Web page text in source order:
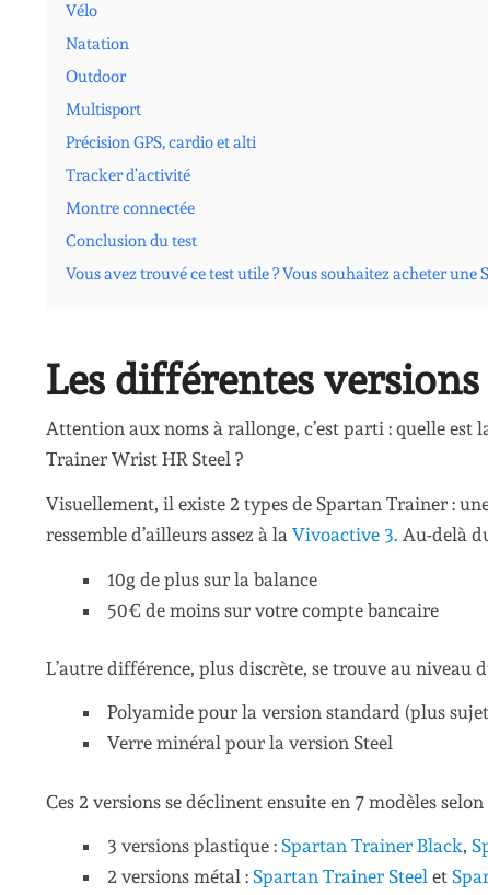
Vélo
Natation
Outdoor
Multisport
Précision GPS, cardio et alti
Tracker d’activité
Montre connectée
Conclusion du test
Vous avez trouvé ce test utile ? Vous souhaitez acheter une
Les différentes versions
Attention aux noms à rallonge, c’est parti : quelle
Trainer Wrist HR Steel ?
Visuellement, il existe 2 types de Spartan Trainer :
ressemble d’ailleurs assez à la Vivoactive 3. Au-delà
10g de plus sur la balance
50€ de moins sur votre compte bancaire
L’autre différence, plus discrète, se trouve au niveau
Polyamide pour la version standard (plus
Verre minéral pour la version Steel
Ces 2 versions se déclinent ensuite en 7 modèles
3 versions plastique :Spartan Trainer Black,
2 versions métal :Spartan Trainer Steel et